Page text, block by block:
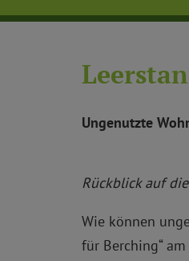
Ungenutzte
Rückblick auf
Wie können
für Berching“